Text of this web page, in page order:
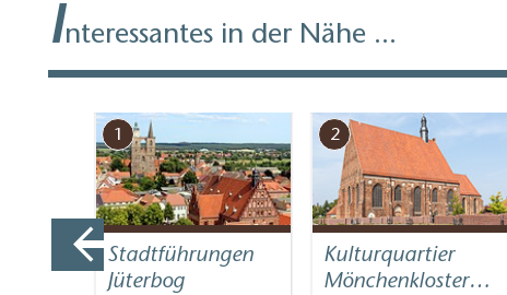
Interessantes in der Nähe ...
1
Stadtführungen
Jüterbog
2
Kulturquartier
Mönchenkloster…